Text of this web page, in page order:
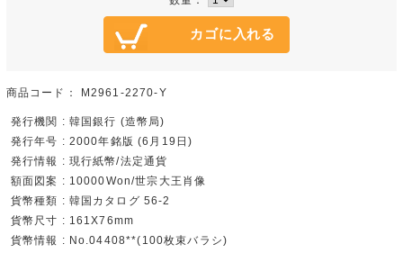
商品コード： M2961-2270-Y
発行機関 : 韓国銀行 (造幣局)
発行年号 : 2000年銘版 (6月19日)
発行情報 : 現行紙幣/法定通貨
額面図案 : 10000Won/世宗大王肖像
貨幣種類 : 韓国カタログ 56-2
貨幣尺寸 : 161X76mm
貨幣情報 : No.04408**(100枚束バラシ)